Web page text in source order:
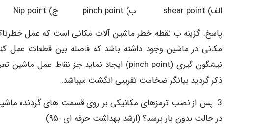
الف) shear point ب) pinch point ج) Nip point د) Nip bite
پاسخ: گزینه ب نقطه خطر ماشین آلات مکانی است که عمل
ذکر گردید بیانگر ضخامت تقریبی انگشت میباشد.
3. پس از نصب ترمزهای مکانیکی بر روی قسمت های گردنده
در حالت بدون بار برسد؟ (ارشد بهداشت حرفه ای -۹۵)